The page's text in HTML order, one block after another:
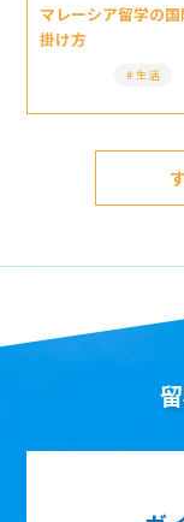
マレーシア留学の
掛け方
生活